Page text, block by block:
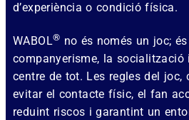
d’experiència o condició física.
WABOL® no és només un joc;
companyerisme, la
centre de tot. Les regles del joc,
evitar el contacte físic, el fan
reduint riscos i garantint un